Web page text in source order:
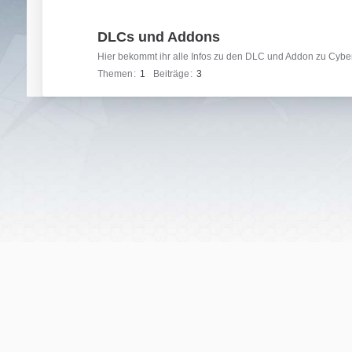
DLCs und Addons
Hier bekommt ihr alle Infos zu den DLC und Addon zu
Themen
1 Beiträge 3